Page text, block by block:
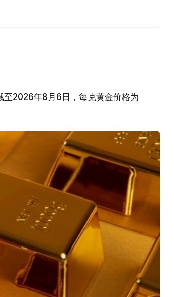
至2026年8月6日，每克黄金价格为